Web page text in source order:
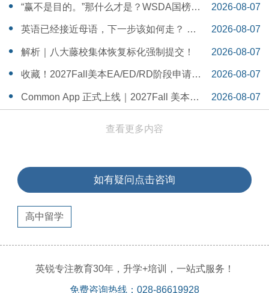
“赢不是目的。”那什么才是？WSDA国榜第
一Serena给出她的回答
2026-08-07
14:55:58
英语已经接近母语，下一步该如何走？ 一
个WSDA冠军少年的成长答案
2026-08-07
14:42:48
解析｜八大藤校集体恢复标化强制提交！
2026-08-07
14:26:40
收藏！2027Fall美本EA/ED/RD阶段申请截
止日期汇总！
2026-08-07
14:20:11
Common App 正式上线｜2027Fall 美本申
2026-08-07
查看更多内容
如有疑问点击咨询
高中留学
英锐专注教育30年，升学+培训，一站式服务！
免费咨询热线：028-86619928